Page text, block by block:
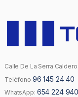
Calle De La Serra
Teléfono 96 145 24 40
WhatsApp: 654 224 940